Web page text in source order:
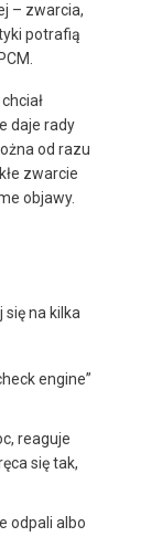
– zwarcia,
potrafią
daje rady
od razu
zwarcie
objawy.
się na kilka
engine”
reaguje
się tak,
odpali albo